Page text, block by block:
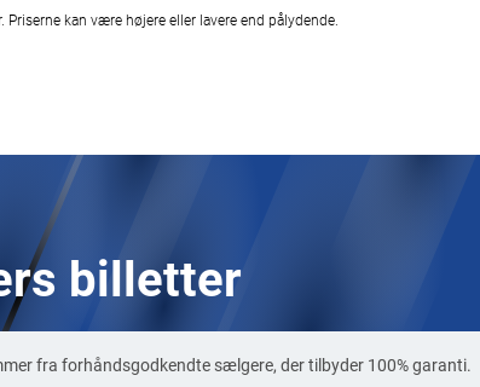
kan være højere eller lavere end pålydende.
billetter
fra forhåndsgodkendte sælgere, der tilbyder 100% garanti.